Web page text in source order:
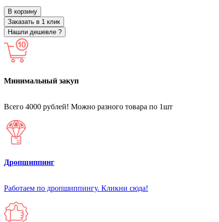
В корзину
Заказать в 1 клик
Нашли дешевле ?
Минимальный закуп
Всего 4000 рублей! Можно разного товара по 1шт
Дропшиппинг
Работаем по дропшиппингу. Кликни сюда!